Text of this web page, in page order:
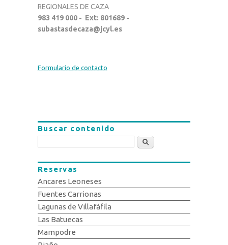
REGIONALES DE CAZA
983 419 000 - Ext: 801689 -
subastasdecaza@jcyl.es
Formulario de contacto
Buscar contenido
Buscar
Reservas
Ancares Leoneses
Fuentes Carrionas
Lagunas de Villafáfila
Las Batuecas
Mampodre